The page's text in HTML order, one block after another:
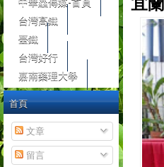
台灣高鐵
臺鐵
台灣好行
嘉南藥理大學
首頁
文章
留言